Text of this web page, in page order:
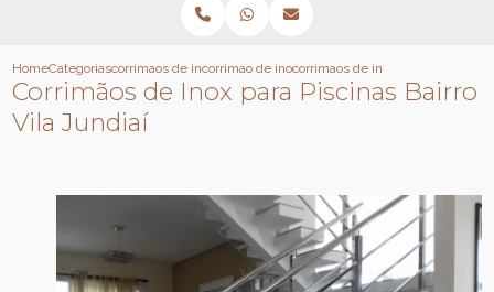
HomeCategoriascorrimaos de inoxcorrimao de inox para consultorio
corrimaos de inox para piscinas
Corrimãos de Inox para Piscinas Bairro
Vila Jundiaí